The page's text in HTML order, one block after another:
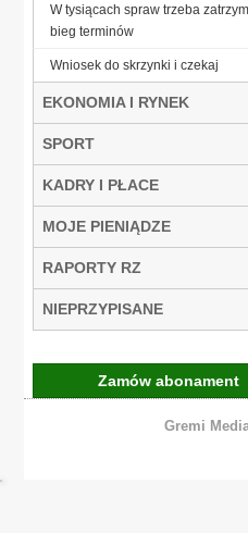
W tysiącach spraw trzeba
bieg terminów
Wniosek do skrzynki i czekaj
EKONOMIA I RYNEK
SPORT
KADRY I PŁACE
MOJE PIENIĄDZE
RAPORTY RZ
NIEPRZYPISANE
Zamów abonament
Gremi